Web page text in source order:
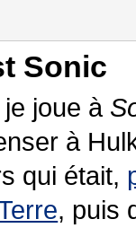
Sonic
joue à
à
qui était,
, puis